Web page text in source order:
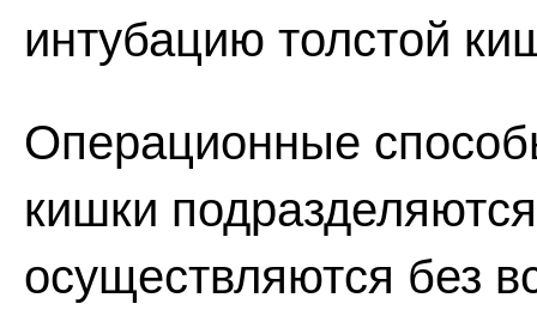
интубацию толстой
Операционные
кишки
осуществляются без